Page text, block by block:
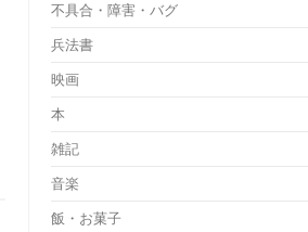
不具合・障害・バグ
兵法書
映画
本
雑記
音楽
飯・お菓子